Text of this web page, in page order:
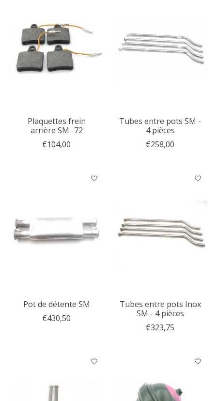
Plaquettes frein
arrière SM -72
€104,00
Tubes entre pots SM -
4 pièces
€258,00
Pot de détente SM
€430,50
Tubes entre pots Inox
SM - 4 pièces
€323,75